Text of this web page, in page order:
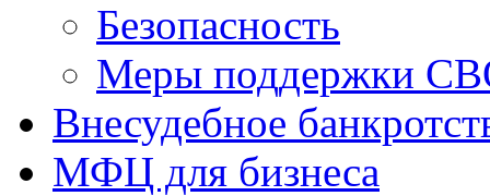
Безопасность
Меры поддержки
Внесудебное
МФЦ для бизнеса